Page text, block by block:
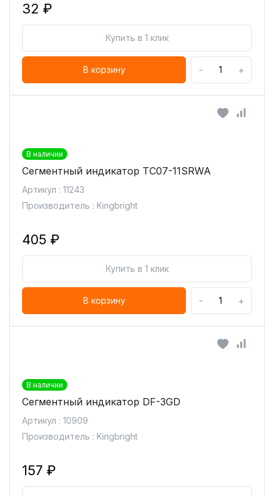
32 ₽
Купить в 1 клик
В корзину - +
В наличии
Сегментный индикатор TC07-11SRWA
Артикул : 11243
Производитель : Kingbright
405 ₽
Купить в 1 клик
В корзину - +
В наличии
Сегментный индикатор DF-3GD
Артикул : 10909
Производитель : Kingbright
157 ₽